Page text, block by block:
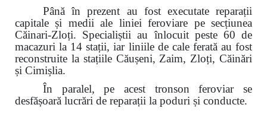
Până în prezent au fost executate reparații
capitale și medii ale liniei feroviare pe secțiunea
Căinari-Zloți. Specialiștii au înlocuit peste 60 de
macazuri la 14 stații, iar liniile de cale ferată au fost
reconstruite la stațiile Căușeni, Zaim, Zloți, Căinări
și Cimișlia.
În paralel, pe acest tronson feroviar se
desfășoară lucrări de reparații la poduri și conducte.